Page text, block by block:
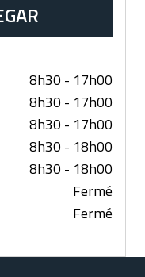
8h30 - 17h00
8h30 - 17h00
8h30 - 17h00
8h30 - 18h00
8h30 - 18h00
Fermé
Fermé